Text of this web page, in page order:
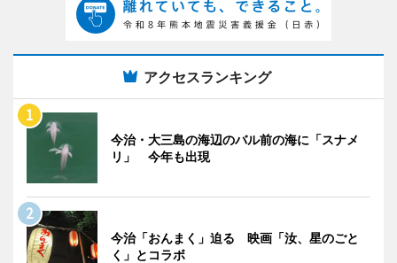
アクセスランキング
今治・大三島の海辺のバル前の海に「スナメ
リ」 今年も出現
今治「おんまく」迫る 映画「汝、星のごと
く」とコラボ